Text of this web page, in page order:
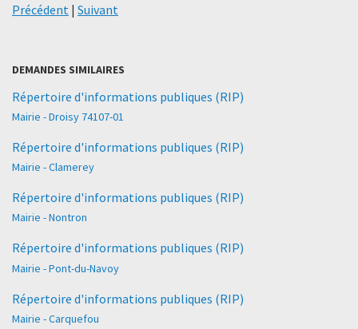
Précédent | Suivant
DEMANDES SIMILAIRES
Répertoire d'informations publiques (RIP)
Mairie - Droisy 74107-01
Répertoire d'informations publiques (RIP)
Mairie - Clamerey
Répertoire d'informations publiques (RIP)
Mairie - Nontron
Répertoire d'informations publiques (RIP)
Mairie - Pont-du-Navoy
Répertoire d'informations publiques (RIP)
Mairie - Carquefou